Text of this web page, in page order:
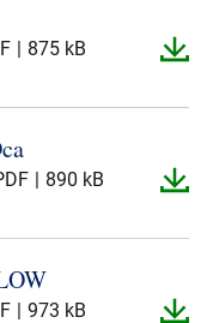
875 kB
890 kB
973 kB